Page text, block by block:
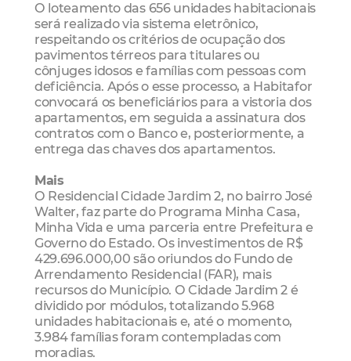
O loteamento das 656 unidades habitacionais
será realizado via sistema eletrônico,
respeitando os critérios de ocupação dos
pavimentos térreos para titulares ou
cônjuges idosos e famílias com pessoas com
deficiência. Após o esse processo, a Habitafor
convocará os beneficiários para a vistoria dos
apartamentos, em seguida a assinatura dos
contratos com o Banco e, posteriormente, a
entrega das chaves dos apartamentos.
Mais
O Residencial Cidade Jardim 2, no bairro José
Walter, faz parte do Programa Minha Casa,
Minha Vida e uma parceria entre Prefeitura e
Governo do Estado. Os investimentos de R$
429.696.000,00 são oriundos do Fundo de
Arrendamento Residencial (FAR), mais
recursos do Município. O Cidade Jardim 2 é
dividido por módulos, totalizando 5.968
unidades habitacionais e, até o momento,
3.984 famílias foram contempladas com
moradias.